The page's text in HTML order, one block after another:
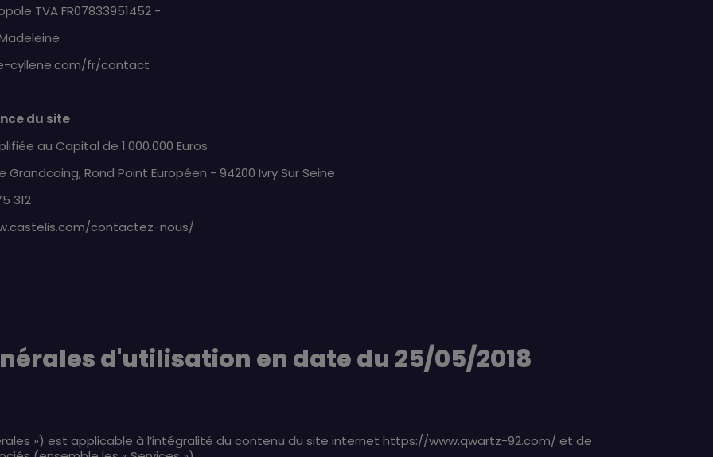
TVA FR07833951452 -
cyllene.com/fr/contact
du site
au Capital de 1.000.000 Euros
Rond Point Européen - 94200 Ivry Sur Seine
312
contactez-nous/
d'utilisation en date du 25/05/2018
») est applicable à l’intégralité du contenu du site internet https://www.qwartz-92.com/ et de